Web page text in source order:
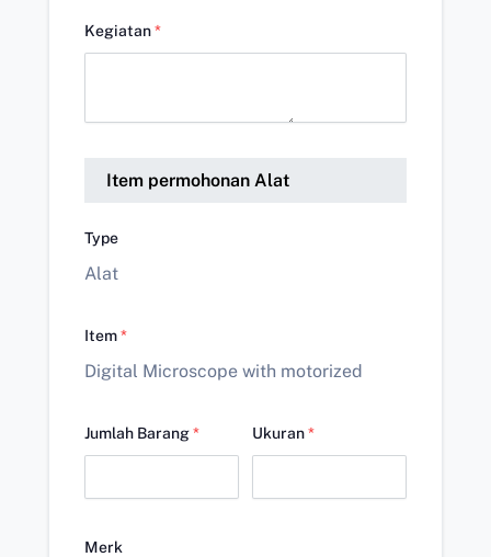
Kegiatan*
Item permohonan Alat
Type
Alat
Item*
Digital Microscope with motorized
Jumlah Barang* Ukuran*
Merk